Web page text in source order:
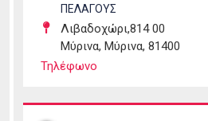
ΠΕΛΑΓΟΥΣ
Λιβαδοχώρι,814 00
Μύρινα, Μύρινα, 81400
Τηλέφωνο